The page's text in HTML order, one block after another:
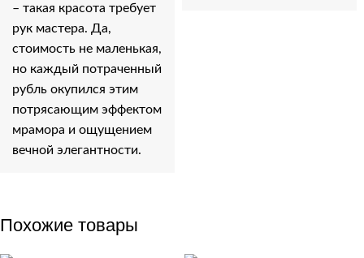
– такая красота требует
рук мастера. Да,
стоимость не маленькая,
но каждый потраченный
рубль окупился этим
потрясающим эффектом
мрамора и ощущением
вечной элегантности.
Похожие товары